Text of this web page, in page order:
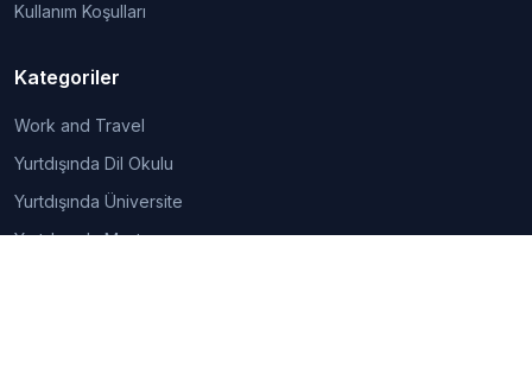
Kullanım Koşulları
Kategoriler
Work and Travel
Yurtdışında Dil Okulu
Yurtdışında Üniversite
Yurtdışında Master